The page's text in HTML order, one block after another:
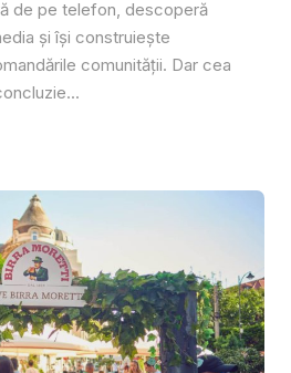
de pe telefon, descoperă
și își construiește
comunității. Dar cea